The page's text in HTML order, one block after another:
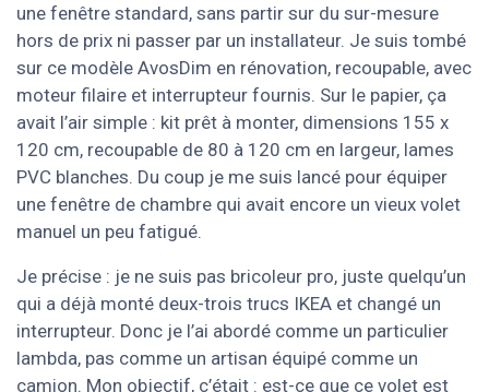
une fenêtre standard, sans partir sur du sur-mesure
hors de prix ni passer par un installateur. Je suis tombé
sur ce modèle AvosDim en rénovation, recoupable, avec
moteur filaire et interrupteur fournis. Sur le papier, ça
avait l’air simple : kit prêt à monter, dimensions 155 x
120 cm, recoupable de 80 à 120 cm en largeur, lames
PVC blanches. Du coup je me suis lancé pour équiper
une fenêtre de chambre qui avait encore un vieux volet
manuel un peu fatigué.
Je précise : je ne suis pas bricoleur pro, juste quelqu’un
qui a déjà monté deux-trois trucs IKEA et changé un
interrupteur. Donc je l’ai abordé comme un particulier
lambda, pas comme un artisan équipé comme un
camion. Mon objectif, c’était : est-ce que ce volet est